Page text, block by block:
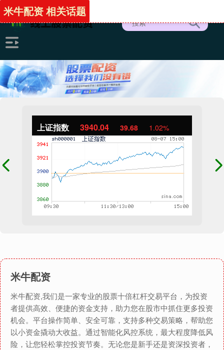
上证指数 3940.04 39.68 1.02%
米牛配资
米牛配资,我们是一家专业的股票十倍杠杆交易平台，为投资
者提供高效、便捷的资金支持，助力您在股市中抓住更多投资
机会。平台操作简单、安全可靠，支持多种交易策略，帮助您
以小资金撬动大收益。通过智能化风控系统，最大程度降低风
险，让您轻松掌控投资节奏。无论您是新手还是资深投资者，
米牛配资 相关话题